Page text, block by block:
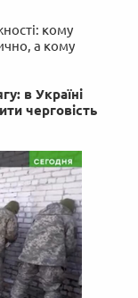
кому
а кому
в Україні
черговість